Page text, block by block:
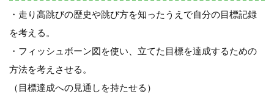
・走り高跳びの歴史や跳び方を知ったうえで自分の目標記録
を考える。
・フィッシュボーン図を使い、立てた目標を達成するための
方法を考えさせる。
（目標達成への見通しを持たせる）